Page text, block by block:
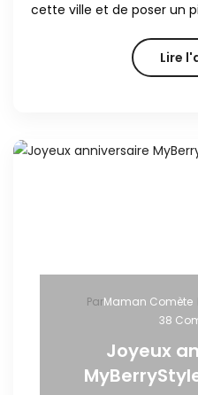
cette ville et de poser un
Lire
ParMaman Comète
38
Joyeux